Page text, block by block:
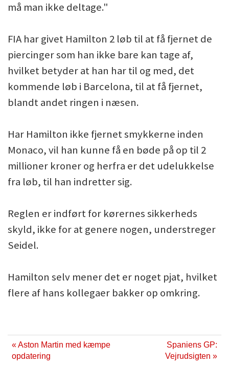
må man ikke deltage."
FIA har givet Hamilton 2 løb til at få fjernet de
piercinger som han ikke bare kan tage af,
hvilket betyder at han har til og med, det
kommende løb i Barcelona, til at få fjernet,
blandt andet ringen i næsen.
Har Hamilton ikke fjernet smykkerne inden
Monaco, vil han kunne få en bøde på op til 2
millioner kroner og herfra er det udelukkelse
fra løb, til han indretter sig.
Reglen er indført for kørernes sikkerheds
skyld, ikke for at genere nogen, understreger
Seidel.
Hamilton selv mener det er noget pjat, hvilket
flere af hans kollegaer bakker op omkring.
« Aston Martin med kæmpe
opdatering
Spaniens GP:
Vejrudsigten »